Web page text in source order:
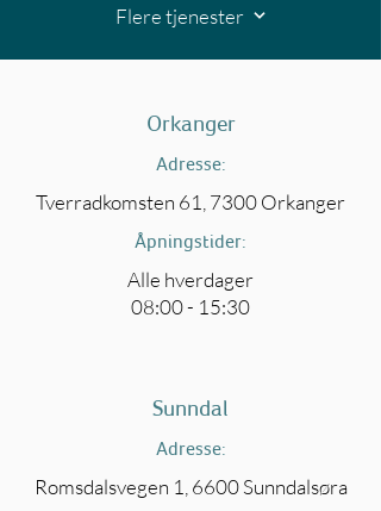
Flere tjenester
Orkanger
Adresse:
Tverradkomsten 61, 7300 Orkanger
Åpningstider:
Alle hverdager
08:00 - 15:30
Sunndal
Adresse:
Romsdalsvegen 1, 6600 Sunndalsøra